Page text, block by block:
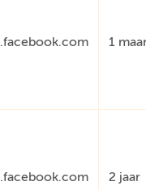
.facebook.com 1
.facebook.com 2 jaar